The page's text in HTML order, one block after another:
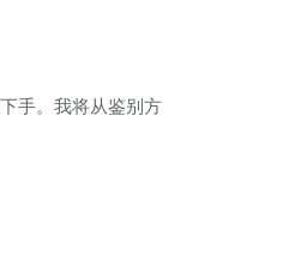
手。我将从鉴别方